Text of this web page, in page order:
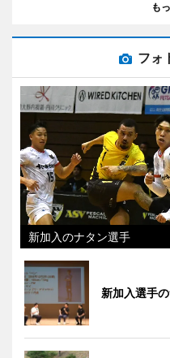
も
フォ
新加入のナタン選手
新加入選手